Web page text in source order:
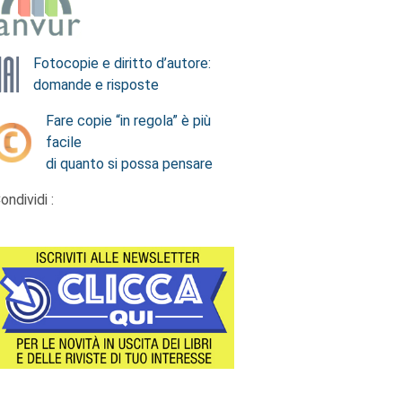
Fotocopie e diritto d’autore:
domande e risposte
Fare copie “in regola” è più
facile
di quanto si possa pensare
: